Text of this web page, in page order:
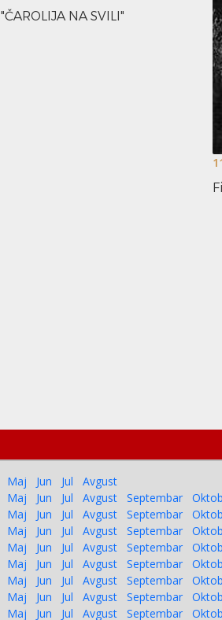
"ČAROLIJA NA SVILI"
Maj Jun Jul
Avgust
Maj Jun Jul Avgust Septembar
Maj Jun Jul Avgust Septembar
Maj Jun Jul Avgust Septembar
Maj Jun Jul Avgust Septembar
Maj Jun Jul Avgust Septembar
Maj Jun Jul Avgust Septembar
Maj Jun Jul Avgust Septembar
Maj Jun Jul Avgust Septembar